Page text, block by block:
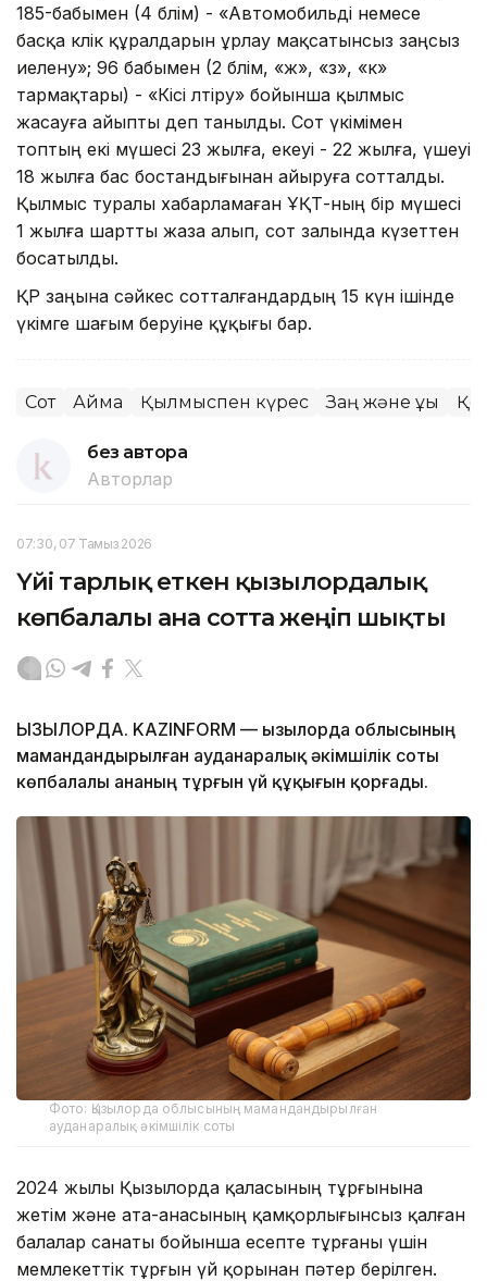
185-бабымен (4 бөлім) - «Автомобильді немесе
басқа көлік құралдарын ұрлау мақсатынсыз заңсыз
иелену»; 96 бабымен (2 бөлім, «ж», «з», «к»
тармақтары) - «Кісі өлтіру» бойынша қылмыс
жасауға айыпты деп танылды. Сот үкімімен
топтың екі мүшесі 23 жылға, екеуі - 22 жылға, үшеуі
18 жылға бас бостандығынан айыруға сотталды.
Қылмыс туралы хабарламаған ҰҚТ-ның бір мүшесі
1 жылға шартты жаза алып, сот залында күзеттен
босатылды.
ҚР заңына сәйкес сотталғандардың 15 күн ішінде
үкімге шағым беруіне құқығы бар.
Сот Аймақ Қылмыспен күрес Заң және құқық
без автора
Авторлар
07:30, 07 Тамыз 2026
Үйі тарлық еткен қызылордалық
көпбалалы ана сотта жеңіп шықты
ҚЫЗЫЛОРДА. KAZINFORM — Қызылорда облысының
мамандандырылған ауданаралық әкімшілік соты
көпбалалы ананың тұрғын үй құқығын қорғады.
Фото: Қызылорда облысының мамандандырылған
ауданаралық әкімшілік соты
2024 жылы Қызылорда қаласының тұрғынына
жетім және ата-анасының қамқорлығынсыз қалған
балалар санаты бойынша есепте тұрғаны үшін
мемлекеттік тұрғын үй қорынан пәтер берілген.